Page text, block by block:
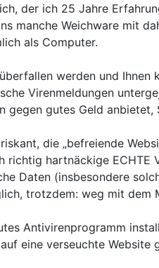
der ich 25 Jahre
manche Weichware mit
als Computer.
werden und
Virenmeldungen
gegen gutes Geld
die „befreiende
richtig hartnäckige
Daten (insbesondere
trotzdem: weg mit dem
Antivirenprogramm
eine verseuchte Website